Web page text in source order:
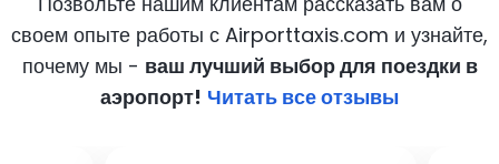
своем опыте работы с Airporttaxis.com и узнайте,
почему мы - ваш лучший выбор для поездки в
аэропорт! Читать все отзывы